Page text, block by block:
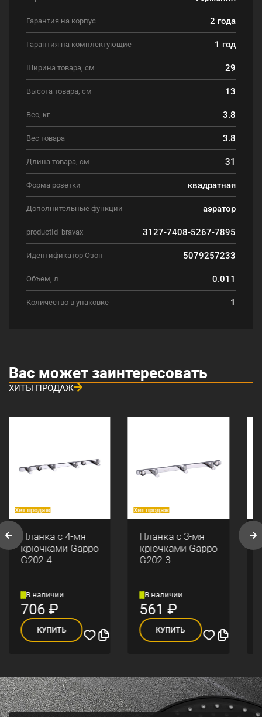
Гарантия на корпус 2 года
Гарантия на комплектующие 1 год
Ширина товара, см 29
Высота товара, см 13
Вес, кг 3.8
Вес товара 3.8
Длина товара, см 31
Форма розетки квадратная
Дополнительные функции аэратор
productId_bravax 3127-7408-5267-7895
Идентификатор Озон 5079257233
Объем, л 0.011
Количество в упаковке 1
Вас может заинтересовать
ХИТЫ ПРОДАЖ
Хит продаж
Планка с 4-мя
крючками Gappo
G202-4
В наличии
706₽
КУПИТЬ
Хит продаж
Планка с 3-мя
крючками Gappo
G202-3
В наличии
561₽
КУПИТЬ